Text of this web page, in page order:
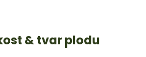
& tvar plodu